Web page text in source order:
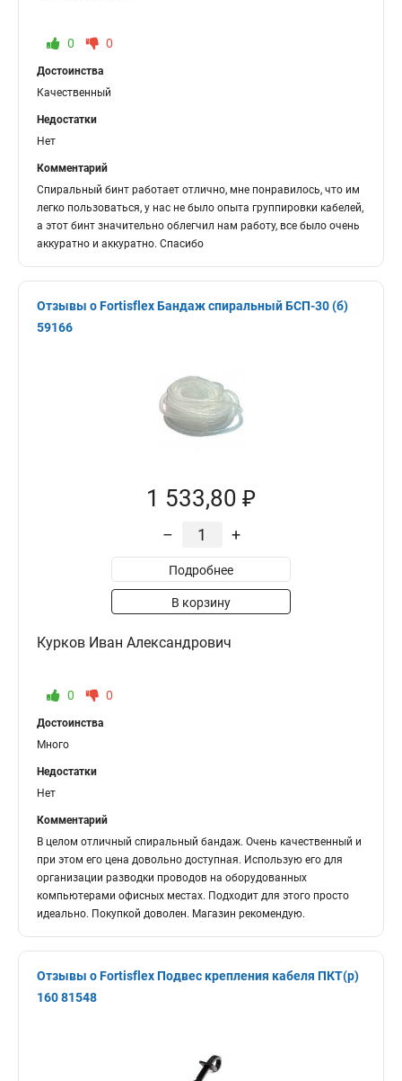
0 0
Достоинства
Качественный
Недостатки
Нет
Комментарий
Спиральный бинт работает отлично, мне понравилось, что им
легко пользоваться, у нас не было опыта группировки кабелей,
а этот бинт значительно облегчил нам работу, все было очень
аккуратно и аккуратно. Спасибо
Отзывы о Fortisflex Бандаж спиральный БСП-30 (б)
59166
1 533,80 ₽
– +
Подробнее
В корзину
Курков Иван Александрович
0 0
Достоинства
Много
Недостатки
Нет
Комментарий
В целом отличный спиральный бандаж. Очень качественный и
при этом его цена довольно доступная. Использую его для
организации разводки проводов на оборудованных
компьютерами офисных местах. Подходит для этого просто
идеально. Покупкой доволен. Магазин рекомендую.
Отзывы о Fortisflex Подвес крепления кабеля ПКТ(р)
160 81548